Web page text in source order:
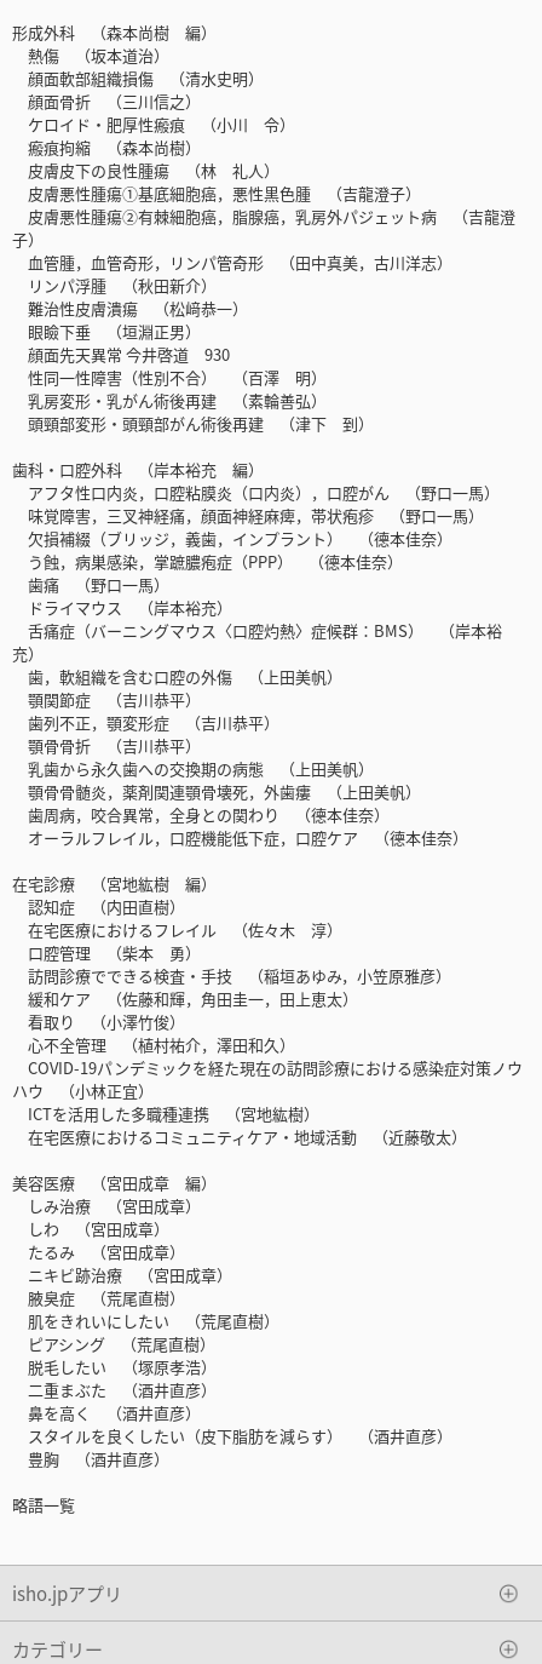
形成外科 （森本尚樹 編）
熱傷 （坂本道治）
顔面軟部組織損傷 （清水史明）
顔面骨折 （三川信之）
ケロイド・肥厚性瘢痕 （小川 令）
瘢痕拘縮 （森本尚樹）
皮膚皮下の良性腫瘍 （林 礼人）
皮膚悪性腫瘍①基底細胞癌，悪性黒色腫 （吉龍澄子）
皮膚悪性腫瘍②有棘細胞癌，脂腺癌，乳房外パジェット病 （吉龍澄
子）
血管腫，血管奇形，リンパ管奇形 （田中真美，古川洋志）
リンパ浮腫 （秋田新介）
難治性皮膚潰瘍 （松﨑恭一）
眼瞼下垂 （垣淵正男）
顔面先天異常 今井啓道 930
性同一性障害（性別不合） （百澤 明）
乳房変形・乳がん術後再建 （素輪善弘）
頭頸部変形・頭頸部がん術後再建 （津下 到）
歯科・口腔外科 （岸本裕充 編）
アフタ性口内炎，口腔粘膜炎（口内炎），口腔がん （野口一馬）
味覚障害，三叉神経痛，顔面神経麻痺，帯状疱疹 （野口一馬）
欠損補綴（ブリッジ，義歯，インプラント） （德本佳奈）
う蝕，病巣感染，掌蹠膿疱症（PPP） （德本佳奈）
歯痛 （野口一馬）
ドライマウス （岸本裕充）
舌痛症（バーニングマウス〈口腔灼熱〉症候群：BMS） （岸本裕
充）
歯，軟組織を含む口腔の外傷 （上田美帆）
顎関節症 （吉川恭平）
歯列不正，顎変形症 （吉川恭平）
顎骨骨折 （吉川恭平）
乳歯から永久歯への交換期の病態 （上田美帆）
顎骨骨髄炎，薬剤関連顎骨壊死，外歯瘻 （上田美帆）
歯周病，咬合異常，全身との関わり （德本佳奈）
オーラルフレイル，口腔機能低下症，口腔ケア （德本佳奈）
在宅診療 （宮地紘樹 編）
認知症 （内田直樹）
在宅医療におけるフレイル （佐々木 淳）
口腔管理 （柴本 勇）
訪問診療でできる検査・手技 （稲垣あゆみ，小笠原雅彦）
緩和ケア （佐藤和輝，角田圭一，田上恵太）
看取り （小澤竹俊）
心不全管理 （植村祐介，澤田和久）
COVID-19パンデミックを経た現在の訪問診療における感染症対策ノウ
ハウ （小林正宜）
ICTを活用した多職種連携 （宮地紘樹）
在宅医療におけるコミュニティケア・地域活動 （近藤敬太）
美容医療 （宮田成章 編）
しみ治療 （宮田成章）
しわ （宮田成章）
たるみ （宮田成章）
ニキビ跡治療 （宮田成章）
腋臭症 （荒尾直樹）
肌をきれいにしたい （荒尾直樹）
ピアシング （荒尾直樹）
脱毛したい （塚原孝浩）
二重まぶた （酒井直彦）
鼻を高く （酒井直彦）
スタイルを良くしたい（皮下脂肪を減らす） （酒井直彦）
豊胸 （酒井直彦）
略語一覧
isho.jpアプリ
カテゴリー